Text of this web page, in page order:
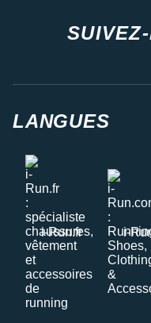
LANGUES
i-Run.fr i-